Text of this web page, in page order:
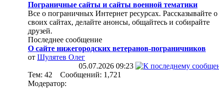
Пограничные сайты и сайты военной тематики
Все о пограничных Интернет ресурсах. Рассказывайте о
своих сайтах, делайте анонсы, общайтесь и собирайте
друзей.
Последнее сообщение
О сайте нижегородских ветеранов-пограничников
от Шулятев Олег
05.07.2026 09:23
Тем: 42 Сообщений: 1,721
Модератор: